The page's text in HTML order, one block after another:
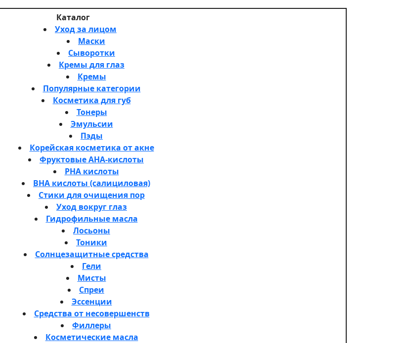
Каталог
Уход за лицом
Маски
Сыворотки
Кремы для глаз
Кремы
Популярные категории
Косметика для губ
Тонеры
Эмульсии
Пэды
Корейская косметика от акне
Фруктовые AHA-кислоты
PHA кислоты
BHA кислоты (салициловая)
Стики для очищения пор
Уход вокруг глаз
Гидрофильные масла
Лосьоны
Тоники
Солнцезащитные средства
Гели
Мисты
Спреи
Эссенции
Средства от несовершенств
Филлеры
Косметические масла